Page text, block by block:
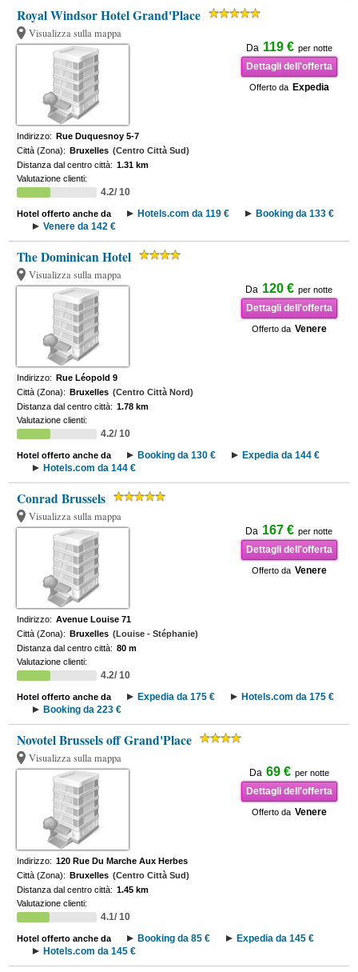
Royal Windsor Hotel Grand'Place
Visualizza sulla mappa
Da 119 € per notte
Dettagli dell'offerta
Offerto da Expedia
Indirizzo: Rue Duquesnoy 5-7
Città (Zona): Bruxelles (Centro Città Sud)
Distanza dal centro città: 1.31 km
Valutazione clienti:
4.2/ 10
Hotel offerto anche da Hotels.com da 119 €
Booking da 133 €
Venere da 142 €
The Dominican Hotel
Visualizza sulla mappa
Da 120 € per notte
Dettagli dell'offerta
Offerto da Venere
Indirizzo: Rue Léopold 9
Città (Zona): Bruxelles (Centro Città Nord)
Distanza dal centro città: 1.78 km
Valutazione clienti:
4.2/ 10
Hotel offerto anche da Booking da 130 €
Expedia da 144 €
Hotels.com da 144 €
Conrad Brussels
Visualizza sulla mappa
Da 167 € per notte
Dettagli dell'offerta
Offerto da Venere
Indirizzo: Avenue Louise 71
Città (Zona): Bruxelles (Louise - Stéphanie)
Distanza dal centro città: 80 m
Valutazione clienti:
4.2/ 10
Hotel offerto anche da Expedia da 175 €
Hotels.com da 175 €
Booking da 223 €
Novotel Brussels off Grand'Place
Visualizza sulla mappa
Da 69 € per notte
Dettagli dell'offerta
Offerto da Venere
Indirizzo: 120 Rue Du Marche Aux Herbes
Città (Zona): Bruxelles (Centro Città Sud)
Distanza dal centro città: 1.45 km
Valutazione clienti:
4.1/ 10
Hotel offerto anche da Booking da 85 €
Expedia da 145 €
Hotels.com da 145 €